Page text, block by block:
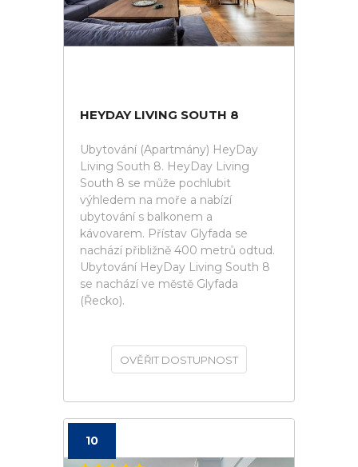
HEYDAY LIVING SOUTH 8
Ubytování (Apartmány) HeyDay
Living South 8. HeyDay Living
South 8 se může pochlubit
výhledem na moře a nabízí
ubytování s balkonem a
kávovarem. Přístav Glyfada se
nachází přibližně 400 metrů odtud.
Ubytování HeyDay Living South 8
se nachází ve městě Glyfada
(Řecko).
OVĚŘIT DOSTUPNOST
10